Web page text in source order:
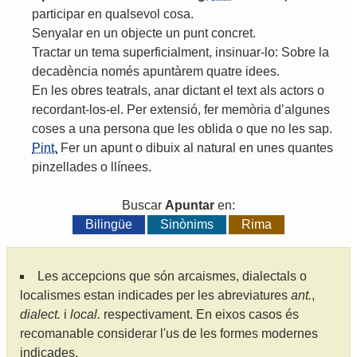
participar en qualsevol cosa.
Senyalar en un objecte un punt concret.
Tractar un tema superficialment, insinuar- lo: Sobre la
decadència només apuntàrem quatre idees.
En les obres teatrals, anar dictant el text als actors o
recordant- los-el . Per extensió, fer memòria d’algunes
coses a una persona que les oblida o que no les sap.
Pint. Fer un apunt o dibuix al natural en unes quantes
pinzellades o llínees.
Buscar Apuntar en:
Bilingüe
Sinònims Rima
Les accepcions que són arcaismes, dialectals o
localismes estan indicades per les abreviatures ant.,
dialect. i local. respectivament. En eixos casos és
recomanable considerar l'us de les formes modernes
indicades.